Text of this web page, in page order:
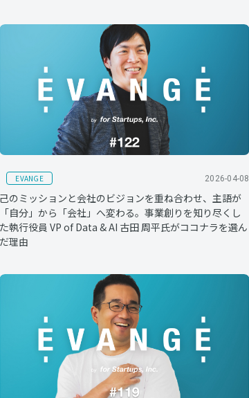
EVANGE 2026-04-08
己のミッションと会社のビジョンを重ね合わせ、主語が
「自分」から「会社」へ変わる。事業創りを知り尽くし
た執行役員 VP of Data & AI 古田 周平氏がココナラを選ん
だ理由